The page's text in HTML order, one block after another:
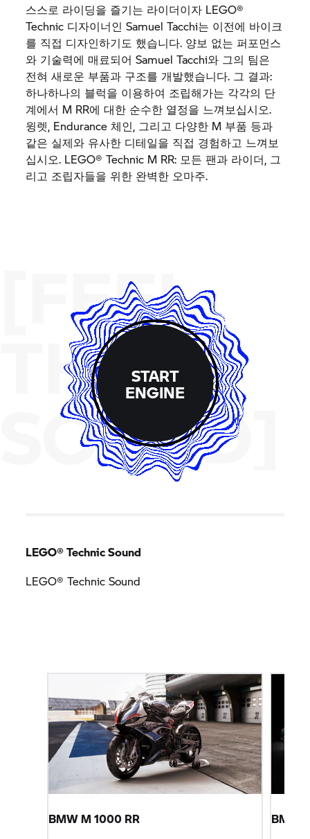
스스로 라이딩을 즐기는 라이더이자 LEGO®
Technic 디자이너인 Samuel Tacchi는 이전에 바이크
를 직접 디자인하기도 했습니다. 양보 없는 퍼포먼스
와 기술력에 매료되어 Samuel Tacchi와 그의 팀은
전혀 새로운 부품과 구조를 개발했습니다. 그 결과:
하나하나의 블럭을 이용하여 조립해가는 각각의 단
계에서 M RR에 대한 순수한 열정을 느껴보십시오.
윙렛, Endurance체인, 그리고 다양한 M 부품 등과
같은 실제와 유사한 디테일을 직접 경험하고 느껴보
십시오. LEGO® Technic M RR: 모든 팬과 라이더, 그
리고 조립자들을 위한 완벽한 오마주.
[FEEL
THE
SOUND]
START
ENGINE
LEGO® Technic Sound
LEGO® Technic Sound
BMW M1000 RR
BMW